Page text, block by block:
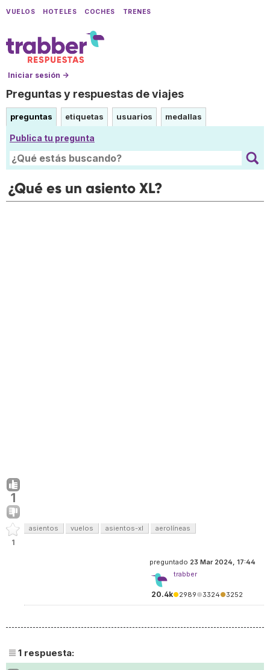
VUELOS HOTELES COCHES TRENES
Iniciar sesión →
Preguntas y respuestas de viajes
preguntas etiquetas usuarios medallas
Publica tu pregunta
¿Qué es un asiento XL?
1
1
asientos vuelos asientos-xl aerolíneas
preguntado 23 Mar 2024, 17:44
trabber
20.4k●2989●3324●3252
1 respuesta: